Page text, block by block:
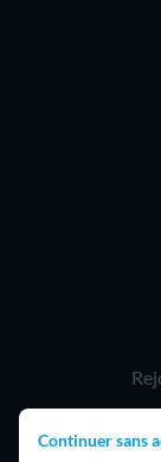
Continuer sans